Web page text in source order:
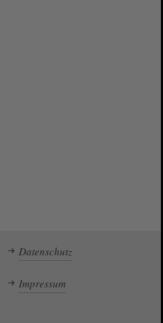
Datenschutz
Impressum